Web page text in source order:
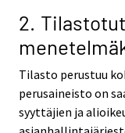
2.
Tilasto perustuu
perusaineisto on
syyttäjien ja